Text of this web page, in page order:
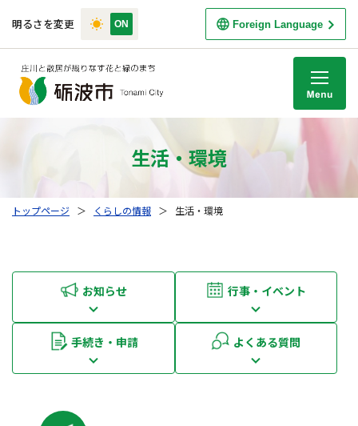
明るさを変更 Foreign Language
生活・環境
トップページ ＞ くらしの情報 ＞ 生活・環境
お知らせ 行事・イベント
手続き・申請 よくある質問